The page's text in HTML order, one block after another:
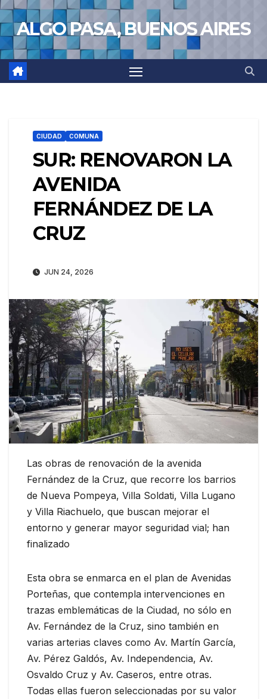
Saltar
al
contenido
ALGO PASA, BUENOS AIRES
CIUDAD COMUNA
SUR: RENOVARON LA
AVENIDA
FERNÁNDEZ DE LA
CRUZ
JUN 24, 2026
Las obras de renovación de la avenida
Fernández de la Cruz, que recorre los barrios
de Nueva Pompeya, Villa Soldati, Villa Lugano
y Villa Riachuelo, que buscan mejorar el
entorno y generar mayor seguridad vial; han
finalizado
Esta obra se enmarca en el plan de Avenidas
Porteñas, que contempla intervenciones en
trazas emblemáticas de la Ciudad, no sólo en
Av. Fernández de la Cruz, sino también en
varias arterias claves como Av. Martín García,
Av. Pérez Galdós, Av. Independencia, Av.
Osvaldo Cruz y Av. Caseros, entre otras.
Todas ellas fueron seleccionadas por su valor